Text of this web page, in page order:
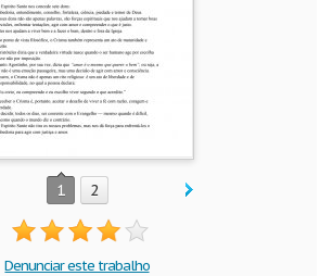
1 2
Denunciar este trabalho